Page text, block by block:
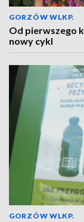
GORZÓW WLKP.
Od pierwszego
nowy cykl
GORZÓW WLKP.